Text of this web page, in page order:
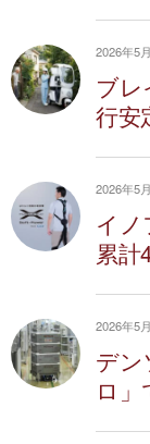
2026年5
ブレ
行安
2026年5
イ
累計
2026年5
デン
ロ